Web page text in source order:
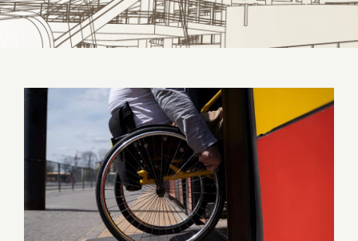
Descubra onde comprar rampa de ferro
para acessibilidade